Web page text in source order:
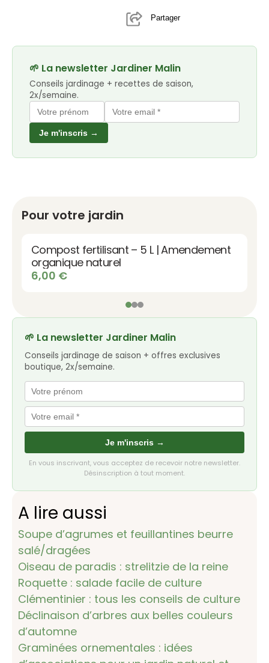
Partager
🌱 La newsletter Jardiner Malin
Conseils jardinage + recettes de saison,
2x/semaine.
Je m'inscris →
Pour votre jardin
Compost fertilisant – 5 L | Amendement
organique naturel
6,00 €
🌱 La newsletter Jardiner Malin
Conseils jardinage de saison + offres exclusives
boutique, 2x/semaine.
Je m'inscris →
En vous inscrivant, vous acceptez de recevoir notre newsletter.
Désinscription à tout moment.
A lire aussi
Soupe d’agrumes et feuillantines beurre
salé/dragées
Oiseau de paradis : strelitzie de la reine
Roquette : salade facile de culture
Clémentinier : tous les conseils de culture
Déclinaison d’arbres aux belles couleurs
d’automne
Graminées ornementales : idées